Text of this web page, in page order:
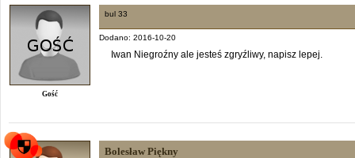
Gość
bul 33
Dodano: 2016-10-20
Iwan Niegroźny ale jesteś zgryźliwy, napisz lepej.
Bolesław Piękny